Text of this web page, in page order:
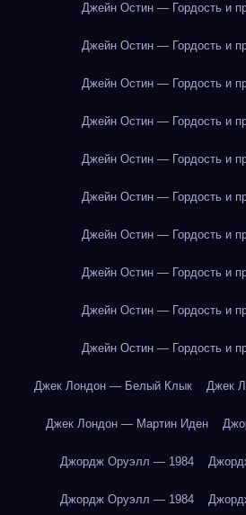
Джейн Остин — Гордость и
Джейн Остин — Гордость и
Джейн Остин — Гордость и
Джейн Остин — Гордость и
Джейн Остин — Гордость и
Джейн Остин — Гордость и
Джейн Остин — Гордость и
Джейн Остин — Гордость и
Джейн Остин — Гордость и
Джейн Остин — Гордость и
Джек Лондон — Белый Клык Джек
Джек Лондон — Мартин Иден
Джордж Оруэлл — 1984
Джордж Оруэлл — 1984